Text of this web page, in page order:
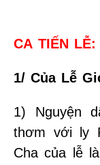
CA TIẾN LỄ:
1/ Của Lễ
1) Nguyện
thơm với ly
Cha của lễ